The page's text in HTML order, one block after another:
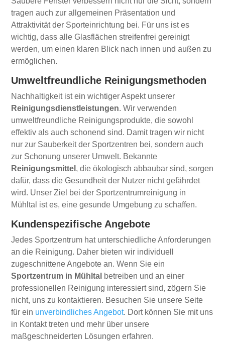
tragen auch zur allgemeinen Präsentation und
Attraktivität der Sporteinrichtung bei. Für uns ist es
wichtig, dass alle Glasflächen streifenfrei gereinigt
werden, um einen klaren Blick nach innen und außen zu
ermöglichen.
Umweltfreundliche Reinigungsmethoden
Nachhaltigkeit ist ein wichtiger Aspekt unserer
Reinigungsdienstleistungen. Wir verwenden
umweltfreundliche Reinigungsprodukte, die sowohl
effektiv als auch schonend sind. Damit tragen wir nicht
nur zur Sauberkeit der Sportzentren bei, sondern auch
zur Schonung unserer Umwelt. Bekannte
Reinigungsmittel , die ökologisch abbaubar sind, sorgen
dafür, dass die Gesundheit der Nutzer nicht gefährdet
wird. Unser Ziel bei der Sportzentrumreinigung in
Mühltal ist es, eine gesunde Umgebung zu schaffen.
Kundenspezifische Angebote
Jedes Sportzentrum hat unterschiedliche Anforderungen
an die Reinigung. Daher bieten wir individuell
zugeschnittene Angebote an. Wenn Sie ein
Sportzentrum in Mühltal betreiben und an einer
professionellen Reinigung interessiert sind, zögern Sie
nicht, uns zu kontaktieren. Besuchen Sie unsere Seite
für ein unverbindliches Angebot. Dort können Sie mit uns
in Kontakt treten und mehr über unsere
maßgeschneiderten Lösungen erfahren.